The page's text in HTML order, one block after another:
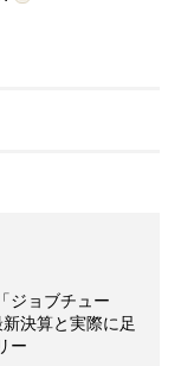
ジョブチュー
決算と実際に足
ー